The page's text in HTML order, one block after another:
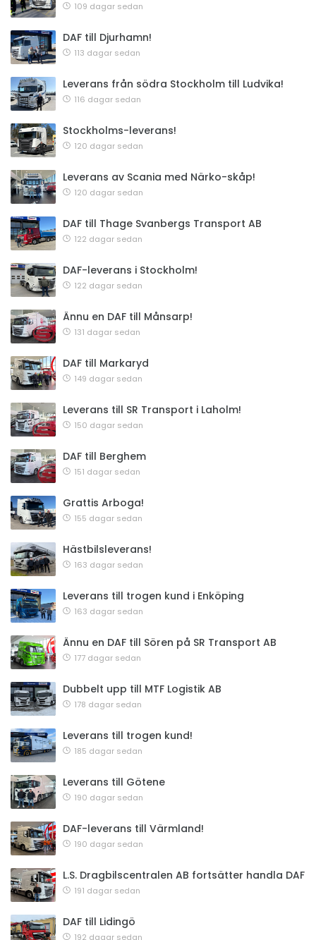
109 dagar sedan
DAF till Djurhamn!
113 dagar sedan
Leverans från södra Stockholm till Ludvika!
116 dagar sedan
Stockholms-leverans!
120 dagar sedan
Leverans av Scania med Närko-skåp!
120 dagar sedan
DAF till Thage Svanbergs Transport AB
122 dagar sedan
DAF-leverans i Stockholm!
122 dagar sedan
Ännu en DAF till Månsarp!
131 dagar sedan
DAF till Markaryd
149 dagar sedan
Leverans till SR Transport i Laholm!
150 dagar sedan
DAF till Berghem
151 dagar sedan
Grattis Arboga!
155 dagar sedan
Hästbilsleverans!
163 dagar sedan
Leverans till trogen kund i Enköping
163 dagar sedan
Ännu en DAF till Sören på SR Transport AB
177 dagar sedan
Dubbelt upp till MTF Logistik AB
178 dagar sedan
Leverans till trogen kund!
185 dagar sedan
Leverans till Götene
190 dagar sedan
DAF-leverans till Värmland!
190 dagar sedan
L.S. Dragbilscentralen AB fortsätter handla DAF
191 dagar sedan
DAF till Lidingö
192 dagar sedan